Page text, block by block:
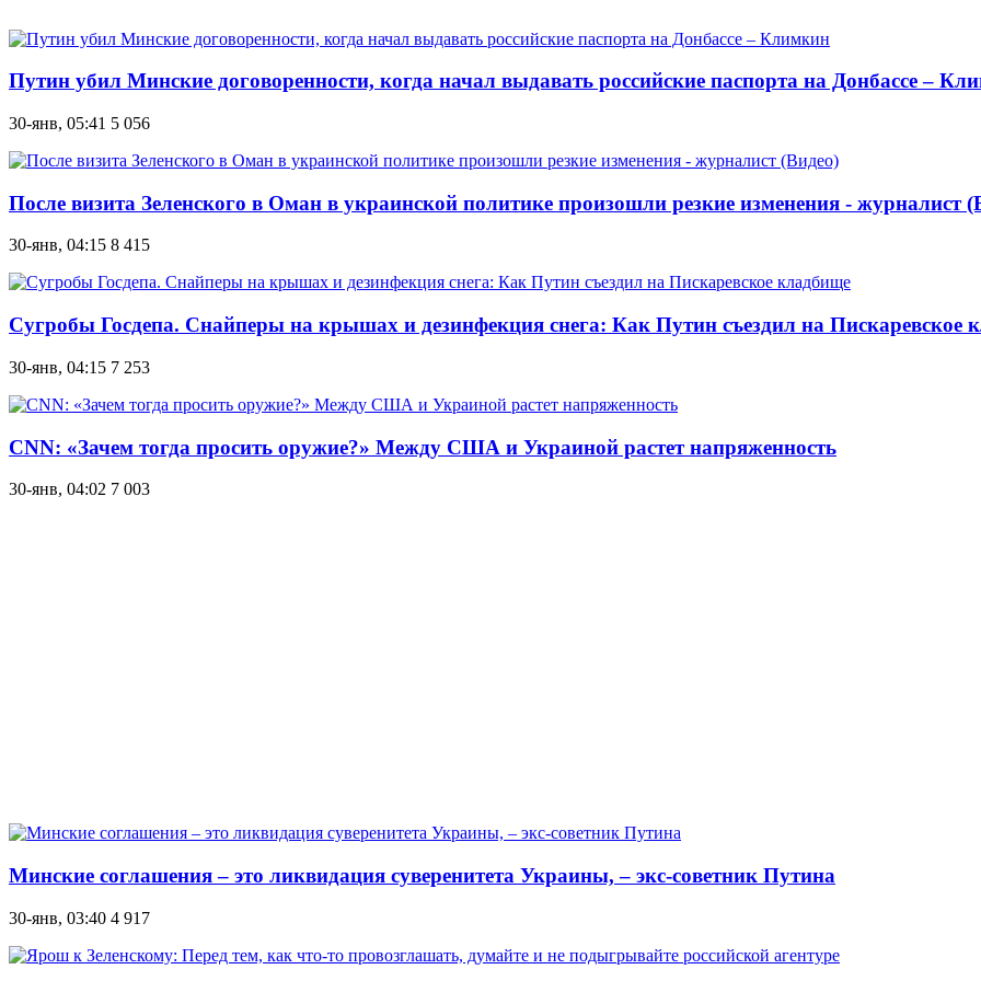
Путин убил Минские договоренности, когда начал выдавать российские паспорта на Донбассе –
30-янв, 05:41 5 056
После визита Зеленского в Оман в украинской политике произошли резкие изменения - журналист
30-янв, 04:15 8 415
Сугробы Госдепа. Снайперы на крышах и дезинфекция снега: Как Путин съездил на Пискаревское
30-янв, 04:15 7 253
CNN: «Зачем тогда просить оружие?» Между США и Украиной растет напряженность
30-янв, 04:02 7 003
Минские соглашения – это ликвидация суверенитета Украины, – экс-советник Путина
30-янв, 03:40 4 917